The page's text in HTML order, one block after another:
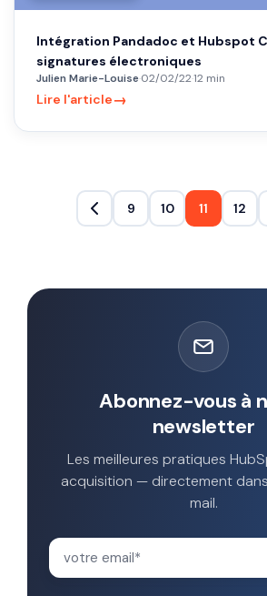
Intégration Pandadoc et Hubspot
signatures électroniques
Julien Marie-Louise·02/02/22·12 min
Lire l'article→
9 10 11 12
Abonnez-vous à
newsletter
Les meilleures pratiques
acquisition — directement
mail.